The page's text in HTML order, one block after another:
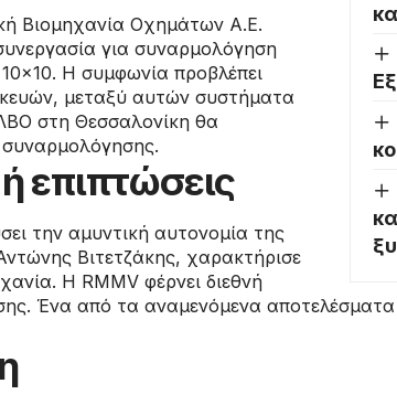
Βιομηχανία Οχημάτων Α.Ε.
για συναρμολόγηση
Η συμφωνία προβλέπει
μεταξύ αυτών συστήματα
στη Θεσσαλονίκη θα
επιπτώσεις
την αμυντική αυτονομία της
Βιτετζάκης, χαρακτήρισε
Η RMMV φέρνει διεθνή
Ένα από τα αναμενόμενα αποτελέσματα